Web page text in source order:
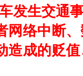
发生交通
网络中断
造成的贬